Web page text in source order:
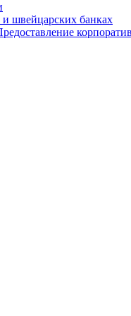
швейцарских банках